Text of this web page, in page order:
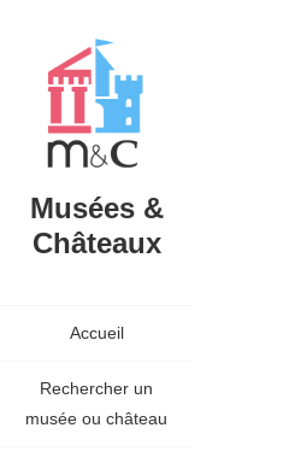
Musées &
Châteaux
Accueil
Rechercher un
musée ou château